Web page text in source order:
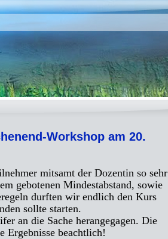
Workshop am 20.
mitsamt der Dozentin so sehr
gebotenen Mindestabstand, sowie
durften wir endlich den Kurs
sollte starten.
an die Sache herangegagen. Die
Ergebnisse beachtlich!